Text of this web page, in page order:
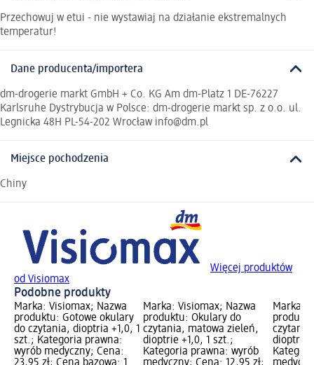
Przechowuj w etui - nie wystawiaj na działanie ekstremalnych
temperatur!
Dane producenta/importera
dm-drogerie markt GmbH + Co. KG Am dm-Platz 1 DE-76227
Karlsruhe Dystrybucja w Polsce: dm-drogerie markt sp. z o.o. ul.
Legnicka 48H PL-54-202 Wrocław info@dm.pl
Miejsce pochodzenia
Chiny
Więcej produktów
od Visiomax
Podobne produkty
Marka: Visiomax; Nazwa
produktu: Gotowe okulary
do czytania, dioptria +1,0, 1
szt.; Kategoria prawna:
wyrób medyczny; Cena:
Marka: Visiomax; Nazwa
produktu: Okulary do
czytania, matowa zieleń,
dioptrie +1,0, 1 szt.;
Kategoria prawna: wyrób
Marka:
czytania
dioptria